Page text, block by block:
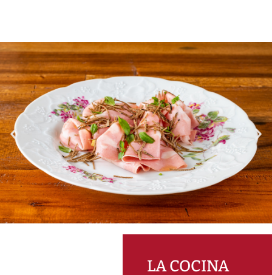
LA COCINA